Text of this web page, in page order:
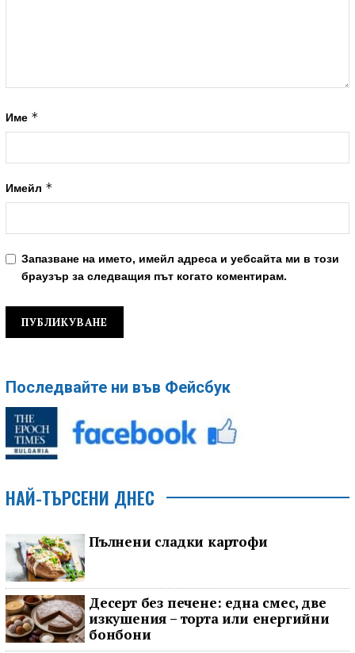
Име *
Имейл *
Запазване на името, имейл адреса и уебсайта ми в този
браузър за следващия път когато коментирам.
Последвайте ни във Фейсбук
НАЙ-ТЪРСЕНИ ДНЕС
Пълнени сладки картофи
Десерт без печене: една смес, две
изкушения – торта или енергийни
бонбони